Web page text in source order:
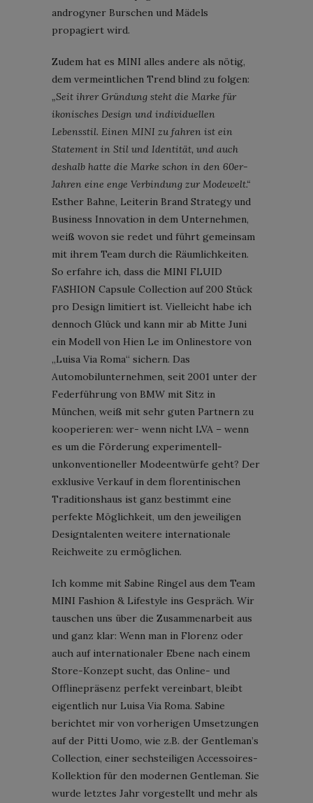
androgyner Burschen und Mädels
propagiert wird.
Zudem hat es MINI alles andere als nötig,
dem vermeintlichen Trend blind zu folgen:
„Seit ihrer Gründung steht die Marke für
ikonisches Design und individuellen
Lebensstil. Einen MINI zu fahren ist ein
Statement in Stil und Identität, und auch
deshalb hatte die Marke schon in den 60er-
Jahren eine enge Verbindung zur Modewelt.“
Esther Bahne, Leiterin Brand Strategy und
Business Innovation in dem Unternehmen,
weiß wovon sie redet und führt gemeinsam
mit ihrem Team durch die Räumlichkeiten.
So erfahre ich, dass die MINI FLUID
FASHION Capsule Collection auf 200 Stück
pro Design limitiert ist. Vielleicht habe ich
dennoch Glück und kann mir ab Mitte Juni
ein Modell von Hien Le im Onlinestore von
„Luisa Via Roma“ sichern. Das
Automobilunternehmen, seit 2001 unter der
Federführung von BMW mit Sitz in
München, weiß mit sehr guten Partnern zu
kooperieren: wer- wenn nicht LVA – wenn
es um die Förderung experimentell-
unkonventioneller Modeentwürfe geht? Der
exklusive Verkauf in dem florentinischen
Traditionshaus ist ganz bestimmt eine
perfekte Möglichkeit, um den jeweiligen
Designtalenten weitere internationale
Reichweite zu ermöglichen.
Ich komme mit Sabine Ringel aus dem Team
MINI Fashion & Lifestyle ins Gespräch. Wir
tauschen uns über die Zusammenarbeit aus
und ganz klar: Wenn man in Florenz oder
auch auf internationaler Ebene nach einem
Store-Konzept sucht, das Online- und
Offlinepräsenz perfekt vereinbart, bleibt
eigentlich nur Luisa Via Roma. Sabine
berichtet mir von vorherigen Umsetzungen
auf der Pitti Uomo, wie z.B. der Gentleman’s
Collection, einer sechsteiligen Accessoires-
Kollektion für den modernen Gentleman. Sie
wurde letztes Jahr vorgestellt und mehr als